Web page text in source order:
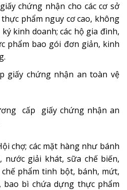
chứng nhận cho các cơ sở
phẩm nguy cơ cao, không
kinh doanh; các hộ gia đình,
phẩm bao gói đơn giản, kinh
giấy chứng nhận an toàn vệ
cấp giấy chứng nhận an
chợ; các mặt hàng như bánh
nước giải khát, sữa chế biến,
phẩm tinh bột, bánh, mứt,
bì chứa dựng thực phẩm